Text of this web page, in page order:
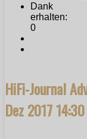
Dank
erhalten:
0
HiFi-Journal
Dez 2017 14:30